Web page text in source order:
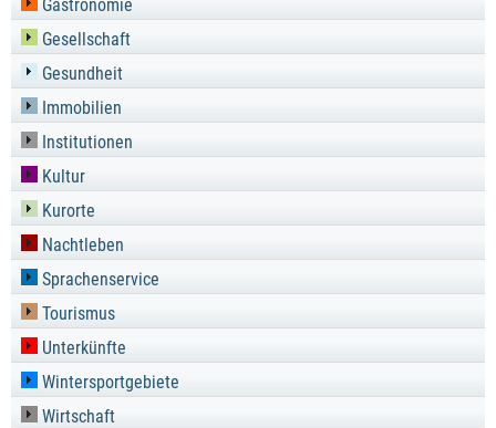
Gastronomie
Gesellschaft
Gesundheit
Immobilien
Institutionen
Kultur
Kurorte
Nachtleben
Sprachenservice
Tourismus
Unterkünfte
Wintersportgebiete
Wirtschaft